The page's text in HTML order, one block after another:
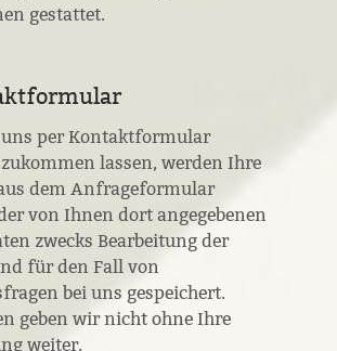
gestattet.
per Kontaktformular
lassen, werden Ihre
dem Anfrageformular
von Ihnen dort angegebenen
zwecks Bearbeitung der
für den Fall von
bei uns gespeichert.
geben wir nicht ohne Ihre
weiter.